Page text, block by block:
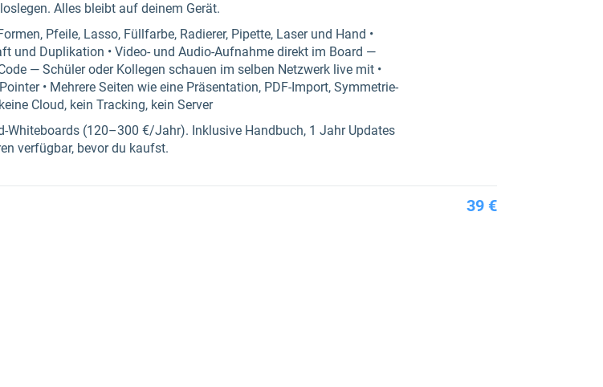
Alles bleibt auf deinem Gerät.
Pfeile, Lasso, Füllfarbe, Radierer, Pipette, Laser und Hand •
und Duplikation • Video- und Audio-Aufnahme direkt im Board —
— Schüler oder Kollegen schauen im selben Netzwerk live mit •
• Mehrere Seiten wie eine Präsentation, PDF-Import, Symmetrie-
Cloud, kein Tracking, kein Server
Whiteboards (120–300 €/Jahr). Inklusive Handbuch, 1 Jahr Updates
verfügbar, bevor du kaufst.
39 €